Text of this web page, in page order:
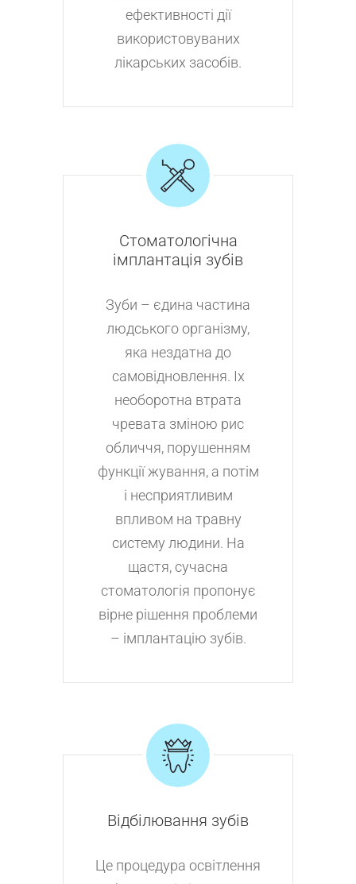
ефективності дії
використовуваних
лікарських засобів.
Стоматологічна
імплантація зубів
Зуби – єдина частина
людського організму,
яка нездатна до
самовідновлення. Іх
необоротна втрата
чревата зміною рис
обличчя, порушенням
функції жування, а потім
і несприятливим
впливом на травну
систему людини. На
щастя, сучасна
стоматологія пропонує
вірне рішення проблеми
– імплантацію зубів.
Відбілювання зубів
Це процедура освітлення